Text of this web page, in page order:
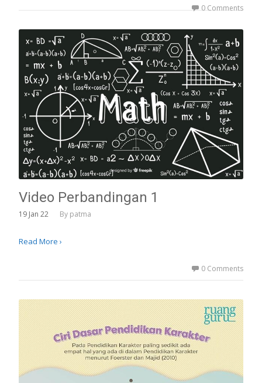
0 Comments
Video Perbandingan 1
19 Jan 22 By patma
Read More ›
0 Comments